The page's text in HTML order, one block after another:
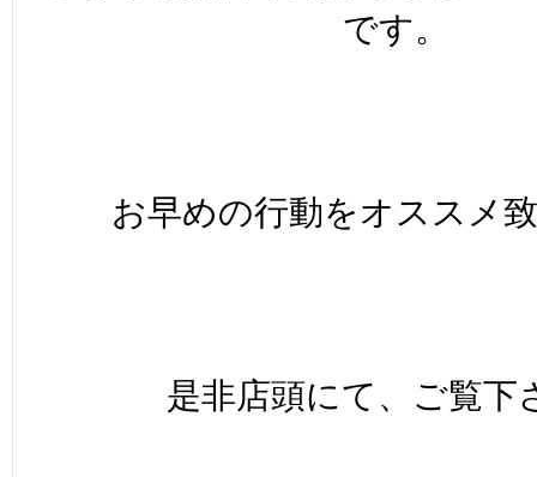
です。
お早めの行動をオススメ
是非店頭にて、ご覧下